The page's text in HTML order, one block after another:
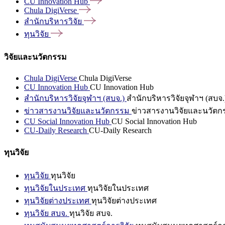
Chula DigiVerse
สำนักบริหารวิจัย
ทุนวิจัย
วิจัยและนวัตกรรม
Chula DigiVerse Chula DigiVerse
CU Innovation Hub CU Innovation Hub
สำนักบริหารวิจัยจุฬาฯ (สบจ.) สำนักบริหารวิจัยจุฬาฯ (สบจ
ข่าวสารงานวิจัยและนวัตกรรม ข่าวสารงานวิจัยและนวัตก
CU Social Innovation Hub CU Social Innovation Hub
CU-Daily Research CU-Daily Research
ทุนวิจัย
ทุนวิจัย ทุนวิจัย
ทุนวิจัยในประเทศ ทุนวิจัยในประเทศ
ทุนวิจัยต่างประเทศ ทุนวิจัยต่างประเทศ
ทุนวิจัย สบจ. ทุนวิจัย สบจ.